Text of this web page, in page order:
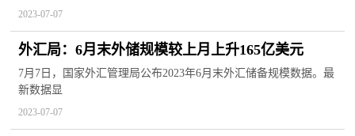
2023-07-07
外汇局：6月末外储规模较上月上升165亿美元
7月7日，国家外汇管理局公布2023年6月末外汇储备规模数据。最
新数据显
2023-07-07